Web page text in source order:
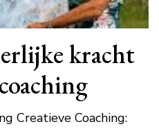
kracht
Creatieve Coaching: